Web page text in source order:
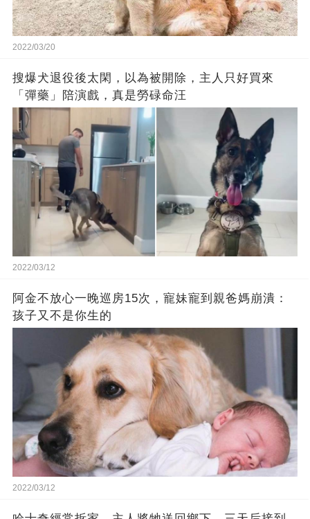
2022/03/20
搜爆犬退役後太閑，以為被開除，主人只好買來
「彈藥」陪演戲，真是勞碌命汪
2022/03/12
阿金不放心一晚巡房15次，寵妹寵到親爸媽崩潰：
孩子又不是你生的
2022/03/12